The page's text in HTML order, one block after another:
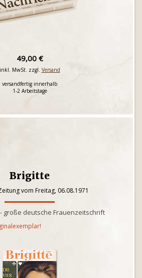
49,00 €
inkl. MwSt. zzgl. Versand
versandfertig innerhalb
1-2 Arbeitstage
Brigitte
vom Freitag, 06.08.1971
große deutsche Frauenzeitschrift